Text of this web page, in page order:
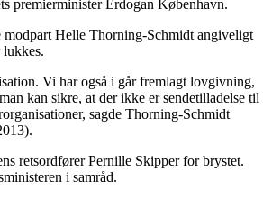
premierminister Erdogan København.
modpart Helle Thorning-Schmidt angiveligt
Vi har også i går fremlagt lovgivning,
kan sikre, at der ikke er sendetilladelse til
sagde Thorning-Schmidt
retsordfører Pernille Skipper for brystet.
i samråd.